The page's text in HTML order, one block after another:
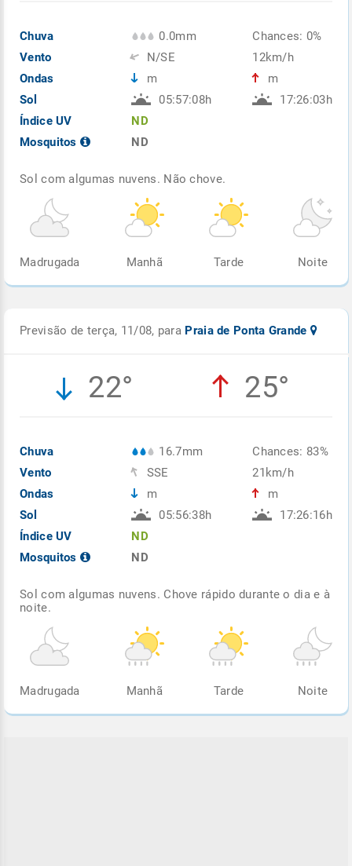
Chuva
Vento
Ondas
Sol
Índice UV
Mosquitos
0.0mm
N/SE
m
05:57:08h
ND
ND
Chances: 0%
12km/h
m
17:26:03h
Sol com algumas nuvens. Não chove.
Madrugada Manhã Tarde Noite
Previsão de terça, 11/08, para Praia de Ponta Grande
22° 25°
Chuva
Vento
Ondas
Sol
Índice UV
Mosquitos
16.7mm
SSE
m
05:56:38h
ND
ND
Chances: 83%
21km/h
m
17:26:16h
Sol com algumas nuvens. Chove rápido durante o dia e à
noite.
Madrugada Manhã Tarde Noite